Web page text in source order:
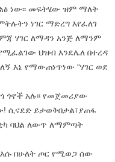
ነው፡፡ መፍትሄው ዝም ማለት
ነገር ማድረግ እየፈለገ
ሃገር ለማዳን አንጅ ለማንም
ህዝብ እንደሌለ በተረዳ
እኔ የማውጠነጥነው “ሃገር ወደ
ጎኖች አሉ፡፡ የመጀመሪያው
ሲናደድ ይታወቅበታል፣ያጠፋ
ባህል ለውጥ ለማምጣት
እሱ በሁለት ጦር የሚወጋ ሰው